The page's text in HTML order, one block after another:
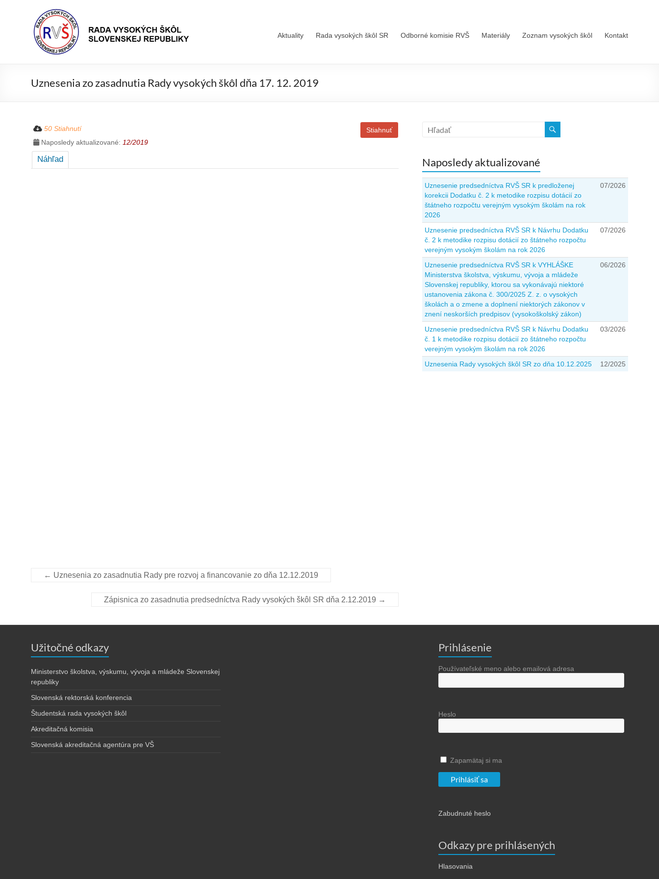
Rada
VŠ
Rada
vysokých
škôl
Slovenskej
Aktuality Rada vysokých škôl SR Odborné komisie RVŠ Materiály Zoznam vysokých škôl Kontakt
Uznesenia zo zasadnutia Rady vysokých škôl dňa 17. 12. 2019
Stiahnuť
50 Stiahnutí
Naposledy aktualizované: 12/2019
Náhľad
← Uznesenia zo zasadnutia Rady pre rozvoj a financovanie zo dňa 12.12.2019
Zápisnica zo zasadnutia predsedníctva Rady vysokých škôl SR dňa 2.12.2019 →
Naposledy aktualizované
Uznesenie predsedníctva RVŠ SR k predloženej
korekcii Dodatku č. 2 k metodike rozpisu dotácií zo
štátneho rozpočtu verejným vysokým školám na rok
2026
07/2026
Uznesenie predsedníctva RVŠ SR k Návrhu Dodatku
č. 2 k metodike rozpisu dotácií zo štátneho rozpočtu
verejným vysokým školám na rok 2026
07/2026
Uznesenie predsedníctva RVŠ SR k VYHLÁŠKE
Ministerstva školstva, výskumu, vývoja a mládeže
Slovenskej republiky, ktorou sa vykonávajú niektoré
ustanovenia zákona č. 300/2025 Z. z. o vysokých
školách a o zmene a doplnení niektorých zákonov v
znení neskorších predpisov (vysokoškolský zákon)
06/2026
Uznesenie predsedníctva RVŠ SR k Návrhu Dodatku
č. 1 k metodike rozpisu dotácií zo štátneho rozpočtu
verejným vysokým školám na rok 2026
03/2026
Uznesenia Rady vysokých škôl SR zo dňa 10.12.2025 12/2025
Užitočné odkazy
Ministerstvo školstva, výskumu, vývoja a mládeže Slovenskej
republiky
Slovenská rektorská konferencia
Študentská rada vysokých škôl
Akreditačná komisia
Slovenská akreditačná agentúra pre VŠ
Prihlásenie
Používateľské meno alebo emailová adresa
Heslo
Zapamätaj si ma
Zabudnuté heslo
Odkazy pre prihlásených
Hlasovania